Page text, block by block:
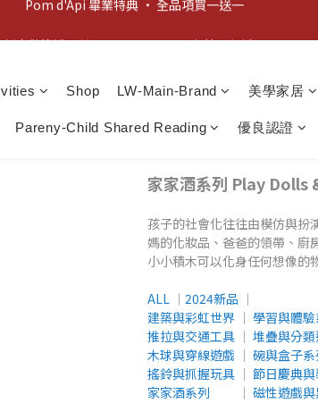
新客歡迎禮：輸入 "welcome10" 享首單九折！
Shop LW-Main-Brand 美學家居
Pareny-Child Shared Reading 優良認證
家家酒系列 Play Dolls
孩子的社會化往往由模仿與扮
媽的化妝品、爸爸的領帶、廚
小小積木可以化身任何想像的
ALL │ 2024新品 │
建築與彩虹世界 │ 學習與體
推拉與交通工具 │ 堆疊與分類
木球與穿線遊戲 │ 碗與盒子系
搖鈴與抓握玩具 │ 節日慶典
家家酒系列 │ 磁性遊戲